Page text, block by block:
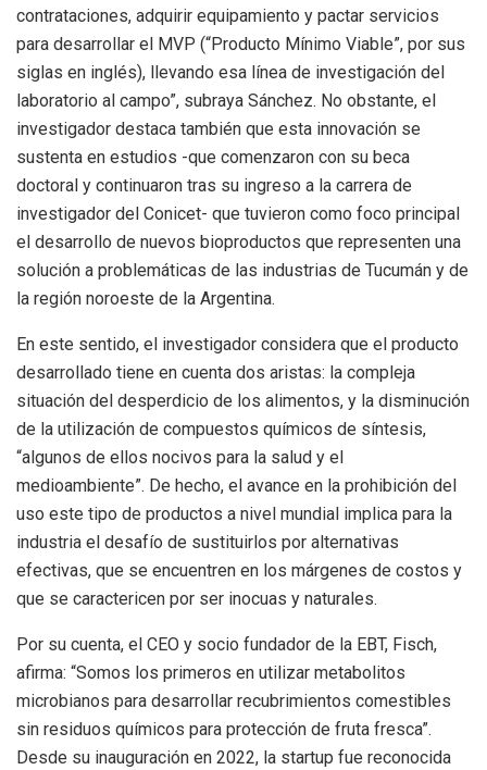
contrataciones, adquirir equipamiento y pactar servicios
para desarrollar el MVP (“Producto Mínimo Viable”, por sus
siglas en inglés), llevando esa línea de investigación del
laboratorio al campo”, subraya Sánchez. No obstante, el
investigador destaca también que esta innovación se
sustenta en estudios -que comenzaron con su beca
doctoral y continuaron tras su ingreso a la carrera de
investigador del Conicet- que tuvieron como foco principal
el desarrollo de nuevos bioproductos que representen una
solución a problemáticas de las industrias de Tucumán y de
la región noroeste de la Argentina.
En este sentido, el investigador considera que el producto
desarrollado tiene en cuenta dos aristas: la compleja
situación del desperdicio de los alimentos, y la disminución
de la utilización de compuestos químicos de síntesis,
“algunos de ellos nocivos para la salud y el
medioambiente”. De hecho, el avance en la prohibición del
uso este tipo de productos a nivel mundial implica para la
industria el desafío de sustituirlos por alternativas
efectivas, que se encuentren en los márgenes de costos y
que se caractericen por ser inocuas y naturales.
Por su cuenta, el CEO y socio fundador de la EBT, Fisch,
afirma: “Somos los primeros en utilizar metabolitos
microbianos para desarrollar recubrimientos comestibles
sin residuos químicos para protección de fruta fresca”.
Desde su inauguración en 2022, la startup fue reconocida